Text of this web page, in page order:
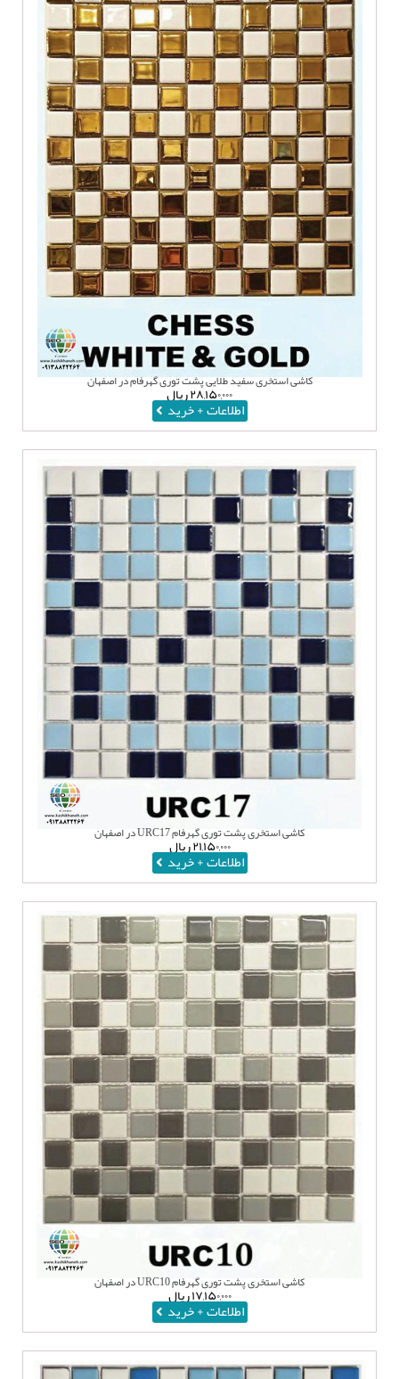
کاشی استخری سفید طلایی پشت توری گهرفام در اصفهان
۲۸,۱۵۰,۰۰۰ریال
اطلاعات + خرید
کاشی استخری پشت توری گهرفام URC17 در اصفهان
۲۱,۱۵۰,۰۰۰ریال
اطلاعات + خرید
کاشی استخری پشت توری گهرفام URC10 در اصفهان
۱۷,۱۵۰,۰۰۰ریال
اطلاعات + خرید